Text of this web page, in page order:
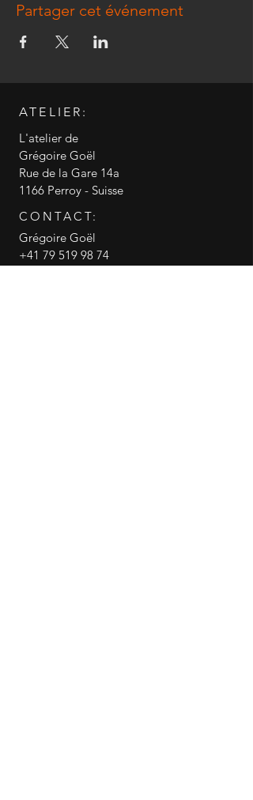
Partager cet événement
ATELIER:
L'atelier de
Grégoire Goël
Rue de la Gare 14a
1166 Perroy - Suisse
CONTACT:
Grégoire Goël
+41 79 519 98 74